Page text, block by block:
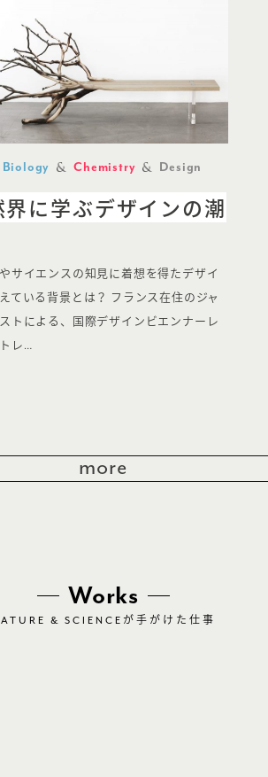
Biology Chemistry Design
界に学ぶデザインの潮
サイエンスの知見に着想を得たデザイ
ている背景とは？ フランス在住のジャ
トによる、国際デザインビエンナーレ
レ…
more
Works
& SCIENCE が手がけた仕事